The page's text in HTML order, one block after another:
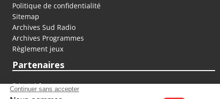
Politique de confidentialité
Sitemap
Archives Sud Radio
Archives Programmes
Règlement jeux
Partenaires
fiducial.fr